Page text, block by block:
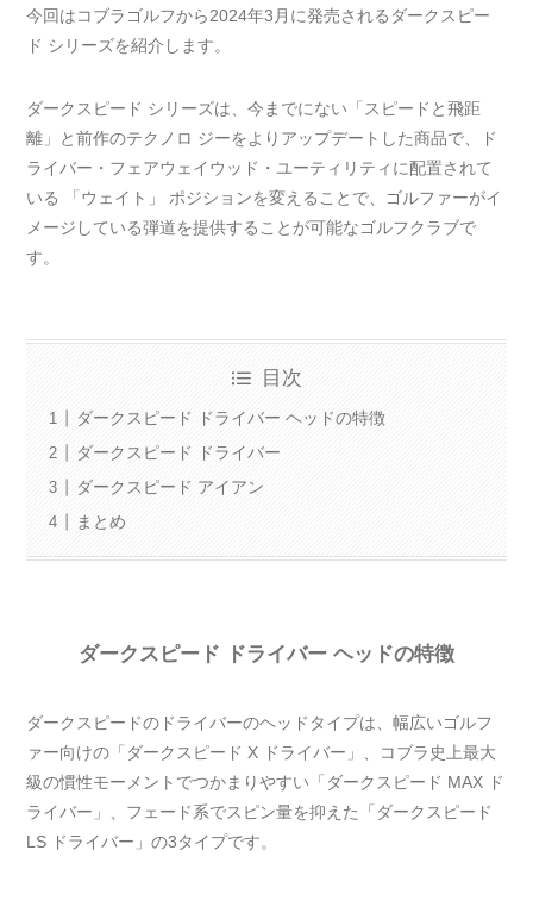
今回はコブラゴルフから2024年3月に発売されるダークスピー
ド シリーズを紹介します。
ダークスピード シリーズは、今までにない「スピードと飛距
離」と前作のテクノロ ジーをよりアップデートした商品で、ド
ライバー・フェアウェイウッド・ユーティリティに配置されて
いる 「ウェイト」 ポジションを変えることで、ゴルファーがイ
メージしている弾道を提供することが可能なゴルフクラブで
す。
目次
ダークスピード ドライバー ヘッドの特徴
ダークスピード ドライバー
ダークスピード アイアン
まとめ
ダークスピード ドライバー ヘッドの特徴
ダークスピードのドライバーのヘッドタイプは、幅広いゴルフ
ァー向けの「ダークスピード X ドライバー」、コブラ史上最大
級の慣性モーメントでつかまりやすい「ダークスピード MAX ド
ライバー」、フェード系でスピン量を抑えた「ダークスピード
LS ドライバー」の3タイプです。